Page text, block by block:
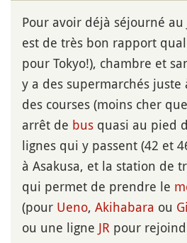
Pour avoir déjà séjourné
est de très bon rapport
pour Tokyo!), chambre et
y a des supermarchés
des courses (moins cher
arrêt de bus quasi au pied
lignes qui y passent (42 et
à Asakusa, et la station de
qui permet de prendre le
(pour Ueno, Akihabara ou
ou une ligne JR pour